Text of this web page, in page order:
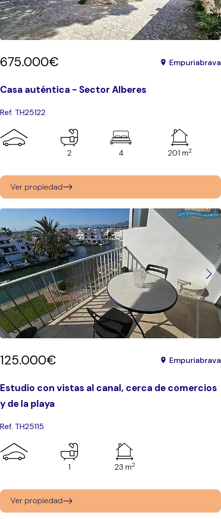
675.000€ Empuriabrava
Casa auténtica - Sector Alberes
Ref. TH25122
2 4 201 m2
Ver propiedad
125.000€ Empuriabrava
Estudio con vistas al canal, cerca de comercios
y de la playa
Ref. TH25115
1 23 m2
Ver propiedad